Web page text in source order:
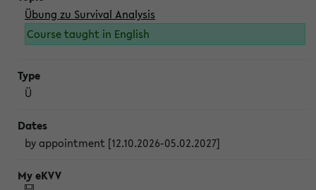
Übung zu Survival Analysis
Course taught in English
Ü
by appointment [12.10.2026-05.02.2027]